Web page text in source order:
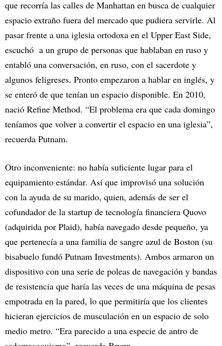
que recorría las calles de Manhattan en busca de cualquier
espacio extraño fuera del mercado que pudiera servirle. Al
pasar frente a una iglesia ortodoxa en el Upper East Side,
escuchó a un grupo de personas que hablaban en ruso y
entabló una conversación, en ruso, con el sacerdote y
algunos feligreses. Pronto empezaron a hablar en inglés, y
se enteró de que tenían un espacio disponible. En 2010,
nació Refine Method. “El problema era que cada domingo
teníamos que volver a convertir el espacio en una iglesia”,
recuerda Putnam.
Otro inconveniente: no había suficiente lugar para el
equipamiento estándar. Así que improvisó una solución
con la ayuda de su marido, quien, además de ser el
cofundador de la startup de tecnología financiera Quovo
(adquirida por Plaid), había navegado desde pequeño, ya
que pertenecía a una familia de sangre azul de Boston (su
bisabuelo fundó Putnam Investments). Ambos armaron un
dispositivo con una serie de poleas de navegación y bandas
de resistencia que haría las veces de una máquina de pesas
empotrada en la pared, lo que permitiría que los clientes
hicieran ejercicios de musculación en un espacio de solo
medio metro. “Era parecido a una especie de antro de